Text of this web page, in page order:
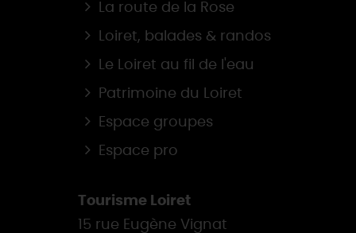
La route de la Rose
Loiret, balades & randos
Le Loiret au fil de l'eau
Patrimoine du Loiret
Espace groupes
Espace pro
Tourisme Loiret
15 rue Eugène Vignat